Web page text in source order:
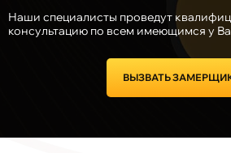
Наши специалисты проведут
консультацию по всем имеющимся у
ВЫЗВАТЬ